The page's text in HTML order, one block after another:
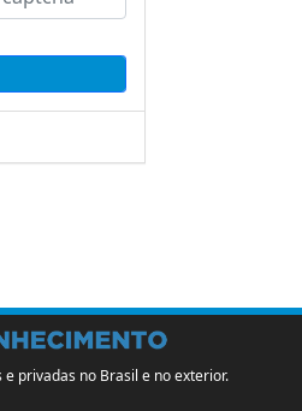
privadas no Brasil e no exterior.